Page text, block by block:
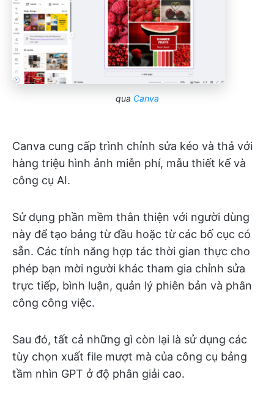
qua Canva
Canva cung cấp trình chỉnh sửa kéo và thả với
hàng triệu hình ảnh miễn phí, mẫu thiết kế và
công cụ AI.
Sử dụng phần mềm thân thiện với người dùng
này để tạo bảng từ đầu hoặc từ các bố cục có
sẵn. Các tính năng hợp tác thời gian thực cho
phép bạn mời người khác tham gia chỉnh sửa
trực tiếp, bình luận, quản lý phiên bản và phân
công công việc.
Sau đó, tất cả những gì còn lại là sử dụng các
tùy chọn xuất file mượt mà của công cụ bảng
tầm nhìn GPT ở độ phân giải cao.